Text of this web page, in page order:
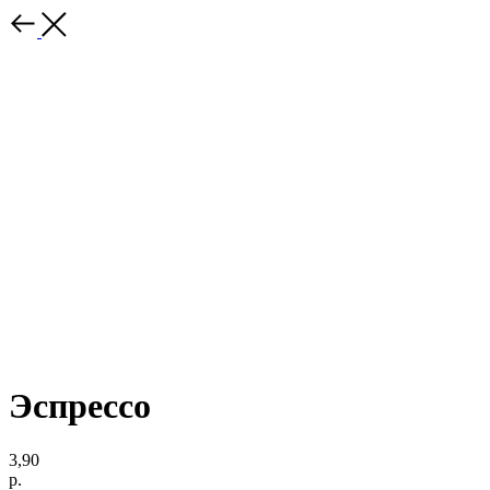
Эспрессо
3,90
р.